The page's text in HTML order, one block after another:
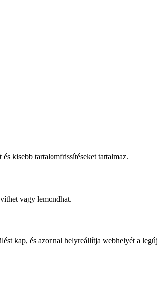
kisebb tartalomfrissítéseket tartalmaz.
vagy lemondhat.
kap, és azonnal helyreállítja webhelyét a